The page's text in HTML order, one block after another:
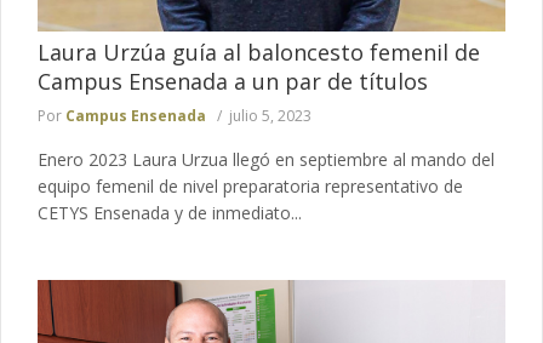
Laura Urzúa guía al baloncesto femenil de
Campus Ensenada a un par de títulos
Por Campus Ensenada julio 5, 2023
Enero 2023 Laura Urzua llegó en septiembre al mando del
equipo femenil de nivel preparatoria representativo de
CETYS Ensenada y de inmediato...